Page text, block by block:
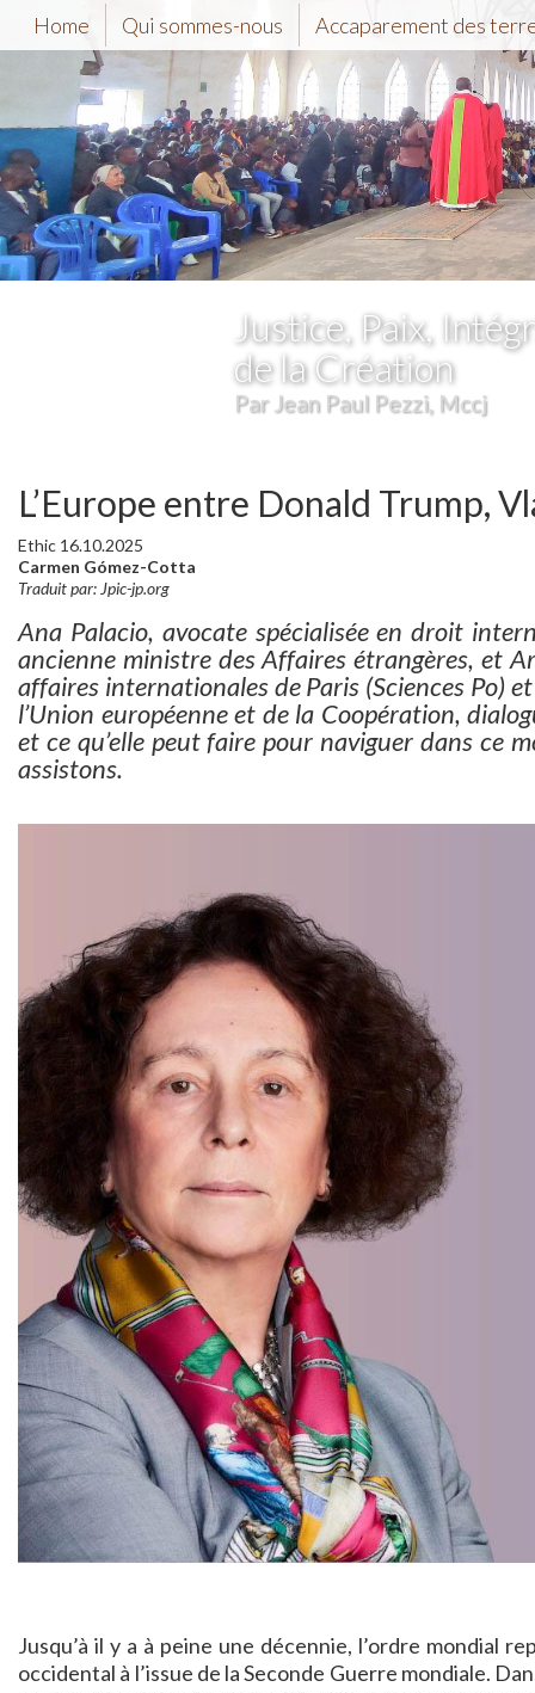
Home Qui sommes-nous Accaparement des
Justice, Paix,
de la Création
Par Jean Paul Pezzi, Mccj
L’Europe entre Donald Trump,
Ethic 16.10.2025
Carmen Gómez-Cotta
Traduit par: Jpic-jp.org
Ana Palacio, avocate spécialisée en droit
ancienne ministre des Affaires étrangères, et
affaires internationales de Paris (Sciences Po)
l’Union européenne et de la Coopération,
et ce qu’elle peut faire pour naviguer dans ce
assistons.
Jusqu’à il y a à peine une décennie, l’ordre mondial
occidental à l’issue de la Seconde Guerre mondiale.